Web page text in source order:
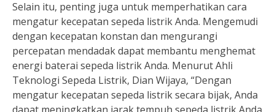
Selain itu, penting juga untuk memperhatikan cara
mengatur kecepatan sepeda listrik Anda. Mengemudi
dengan kecepatan konstan dan mengurangi
percepatan mendadak dapat membantu menghemat
energi baterai sepeda listrik Anda. Menurut Ahli
Teknologi Sepeda Listrik, Dian Wijaya, “Dengan
mengatur kecepatan sepeda listrik secara bijak, Anda